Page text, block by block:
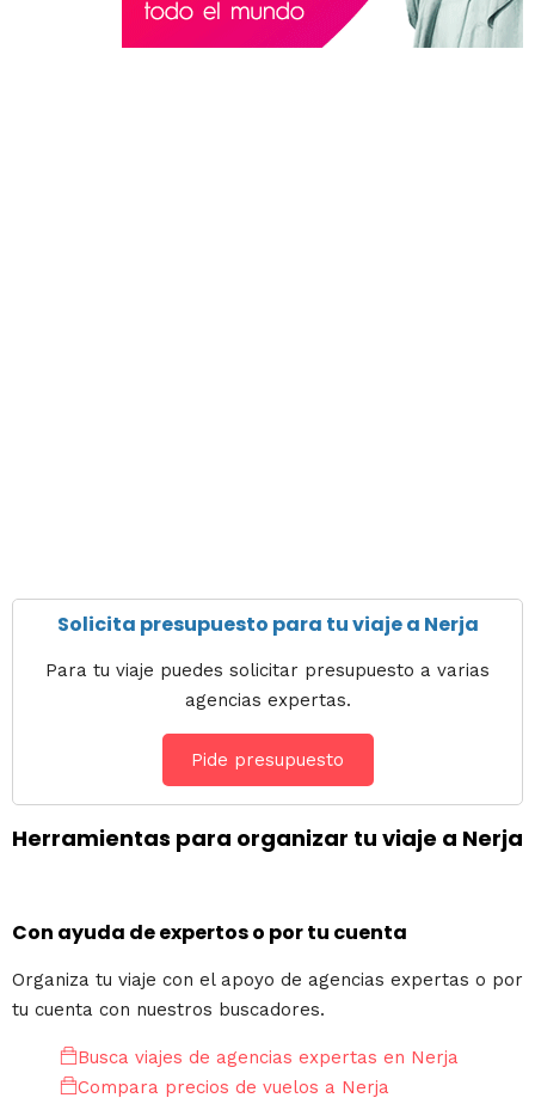
Solicita presupuesto para tu viaje a Nerja
Para tu viaje puedes solicitar presupuesto a varias
agencias expertas.
Pide presupuesto
Herramientas para organizar tu viaje a Nerja
Con ayuda de expertos o por tu cuenta
Organiza tu viaje con el apoyo de agencias expertas o por
tu cuenta con nuestros buscadores.
Busca viajes de agencias expertas en Nerja
Compara precios de vuelos a Nerja